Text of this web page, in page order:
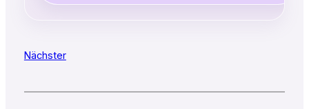
Nächster